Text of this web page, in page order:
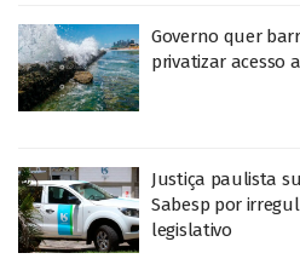
Governo quer
privatizar acesso
Justiça paulista
Sabesp por
legislativo